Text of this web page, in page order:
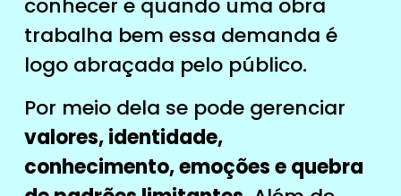
conhecer e quando uma obra
trabalha bem essa demanda é
logo abraçada pelo público.
Por meio dela se pode gerenciar
valores, identidade,
conhecimento, emoções e quebra